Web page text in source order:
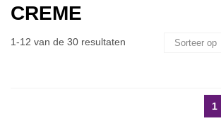
CREME
1-12 van de 30 resultaten
1